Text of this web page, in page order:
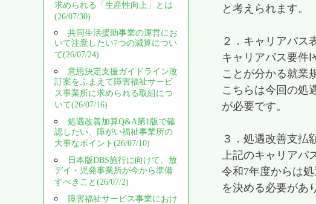
と考えられます。
２．キャリアパス
キャリアパス要件
ことが分かる就業
こちらは今回の処
が必要です。
３．処遇改善支払
上記のキャリアパ
令和7年度からは
を決める必要があ
求められる「生産性向上」とは
(26/07/30)
共同生活援助事業の運営にお
いて注意したい7つの減算につい
て(26/07/24)
意思決定支援ガイドライン改
訂案をふまえて障害福祉サービ
ス事業所に求められる取組につ
いて(26/07/16)
処遇改善加算Q&A第1版で確
認したい、障がい福祉事業所の
大事なポイント(26/07/10)
日本版DBS施行に向けて、放
デイ・児発事業所が今から準備
すべきこと(26/07/2)
障害福祉サービス事業におけ